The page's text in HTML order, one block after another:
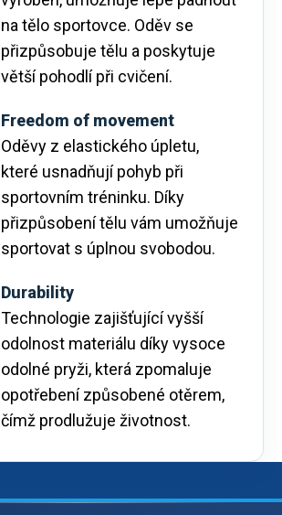
na tělo sportovce. Oděv se
přizpůsobuje tělu a poskytuje
větší pohodlí při cvičení.
Freedom of movement
Oděvy z elastického úpletu,
které usnadňují pohyb při
sportovním tréninku. Díky
přizpůsobení tělu vám umožňuje
sportovat s úplnou svobodou.
Durability
Technologie zajišťující vyšší
odolnost materiálu díky vysoce
odolné pryži, která zpomaluje
opotřebení způsobené otěrem,
čímž prodlužuje životnost.